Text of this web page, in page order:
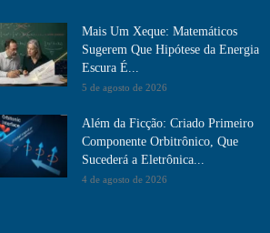
Mais Um Xeque: Matemáticos
Sugerem Que Hipótese da Energia
Escura É...
5 de agosto de 2026
Além da Ficção: Criado Primeiro
Componente Orbitrônico, Que
Sucederá a Eletrônica...
4 de agosto de 2026